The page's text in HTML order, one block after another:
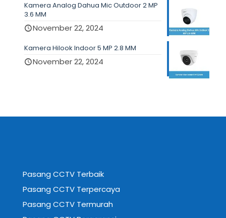
Kamera Analog Dahua Mic Outdoor 2 MP
3.6 MM
November 22, 2024
Kamera Hilook Indoor 5 MP 2.8 MM
November 22, 2024
Pasang CCTV Terbaik
Pasang CCTV Terpercaya
Pasang CCTV Termurah